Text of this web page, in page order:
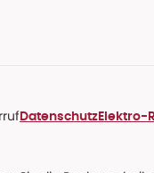
Datenschutz Elektro-